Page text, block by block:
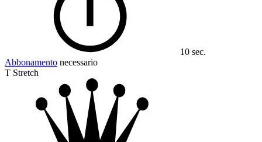
10 sec.
Abbonamento necessario
T Stretch